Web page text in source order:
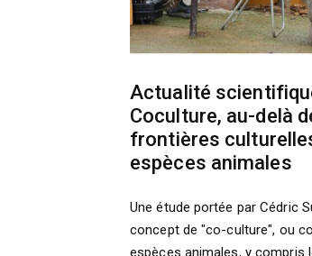
Actualité
Coculture, au-delà
frontières
espèces animales
Une étude portée par Cédric
concept de "co-culture", ou